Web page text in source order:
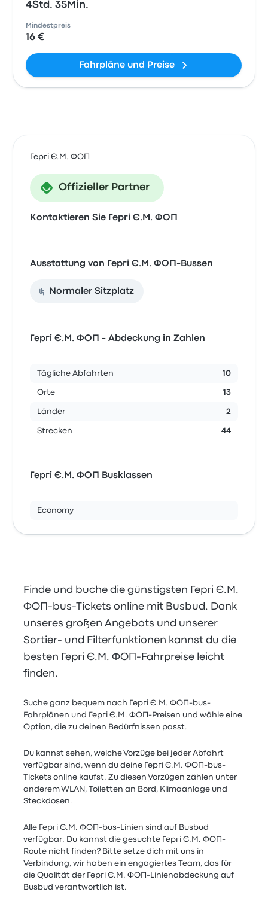
4Std. 35Min.
Mindestpreis
16 €
Fahrpläne und Preise
Гергі Є.М. ФОП
Offizieller Partner
Kontaktieren Sie Гергі Є.М. ФОП
Ausstattung von Гергі Є.М. ФОП-Bussen
Normaler Sitzplatz
Гергі Є.М. ФОП - Abdeckung in Zahlen
Tägliche Abfahrten 10
Orte 13
Länder 2
Strecken 44
Гергі Є.М. ФОП Busklassen
Economy
Finde und buche die günstigsten Гергі Є.М.
ФОП-bus-Tickets online mit Busbud. Dank
unseres großen Angebots und unserer
Sortier- und Filterfunktionen kannst du die
besten Гергі Є.М. ФОП-Fahrpreise leicht
finden.
Suche ganz bequem nach Гергі Є.М. ФОП-bus-
Fahrplänen und Гергі Є.М. ФОП-Preisen und wähle eine
Option, die zu deinen Bedürfnissen passt.
Du kannst sehen, welche Vorzüge bei jeder Abfahrt
verfügbar sind, wenn du deine Гергі Є.М. ФОП-bus-
Tickets online kaufst. Zu diesen Vorzügen zählen unter
anderem WLAN, Toiletten an Bord, Klimaanlage und
Steckdosen.
Alle Гергі Є.М. ФОП-bus-Linien sind auf Busbud
verfügbar. Du kannst die gesuchte Гергі Є.М. ФОП-
Route nicht finden? Bitte setze dich mit uns in
Verbindung, wir haben ein engagiertes Team, das für
die Qualität der Гергі Є.М. ФОП-Linienabdeckung auf
Busbud verantwortlich ist.